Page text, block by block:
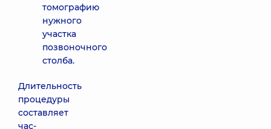
томографию
нужного
участка
позвоночного
столба.
Длительность
процедуры
составляет
час-